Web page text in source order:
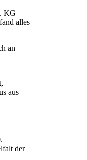
KG
alles
an
aus
der